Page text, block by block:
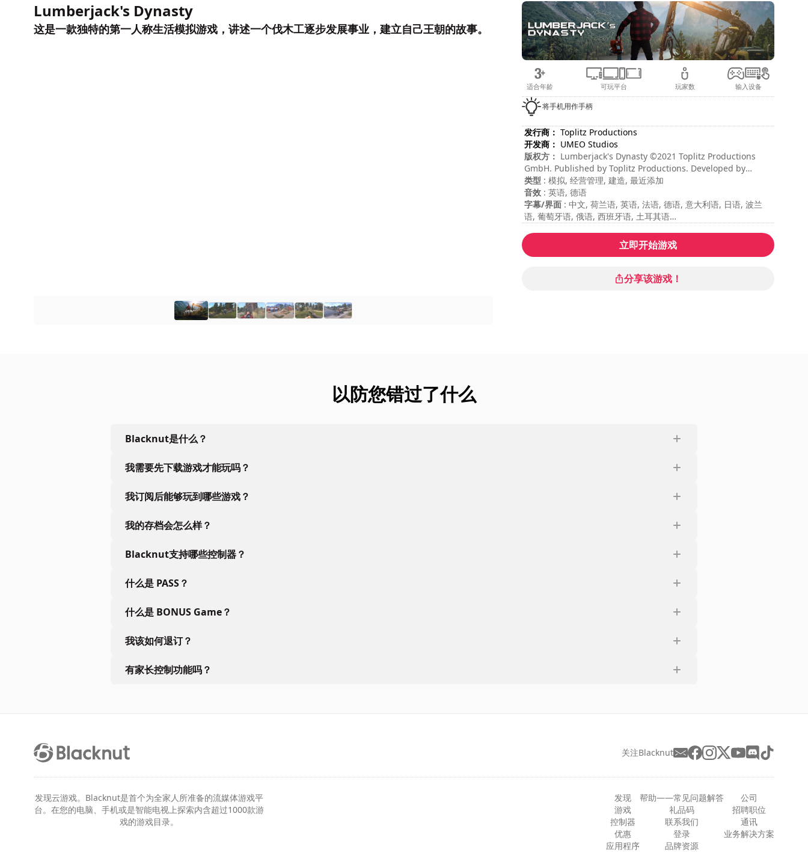
Lumberjack's Dynasty
这是一款独特的第一人称生活模拟游戏，讲述一个伐木工逐步发展事业，建立自己王朝的故事。
适合年龄 可玩平台 玩家数 输入设备
将手机用作手柄
发行商： Toplitz Productions
开发商： UMEO Studios
版权方： Lumberjack's Dynasty ©2021 Toplitz Productions
GmbH. Published by Toplitz Productions. Developed by
Toplitz Productions. All rights reserved.
类型 : 模拟, 经营管理, 建造, 最近添加
音效 : 英语, 德语
字幕/界面 : 中文, 荷兰语, 英语, 法语, 德语, 意大利语, 日语, 波兰
语, 葡萄牙语, 俄语, 西班牙语, 土耳其语
总游戏时长
难度
立即开始游戏
分享该游戏！
以防您错过了什么
Blacknut是什么？
我需要先下载游戏才能玩吗？
我订阅后能够玩到哪些游戏？
我的存档会怎么样？
Blacknut支持哪些控制器？
什么是 PASS？
什么是 BONUS Game？
我该如何退订？
有家长控制功能吗？
关注Blacknut
发现云游戏。Blacknut是首个为全家人所准备的流媒体游戏平
台。在您的电脑、手机或是智能电视上探索内含超过1000款游
戏的游戏目录。
发现
游戏
控制器
优惠
应用程序
帮助——常见问题解答
礼品码
联系我们
登录
品牌资源
公司
招聘职位
通讯
业务解决方案